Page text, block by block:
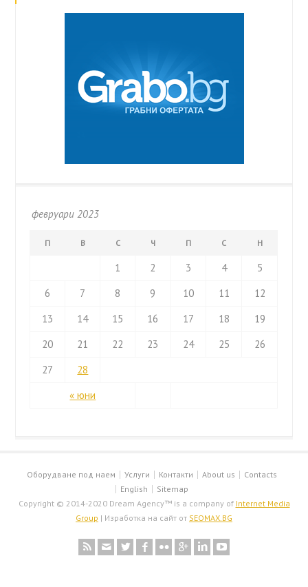
февруари 2023
П В С Ч П С Н
« юни
1 2 3 4
5
6
7 8 9 10 11
12
13
14 15 16 17 18
19
20
21 22 23 24 25
26
27
28
Оборудване под наем Услуги Контакти About us
Contacts
English
Sitemap
Copyright © 2014-2020 Dream Agency™ is a company of Internet Media
Group | Изработка на сайт от SEOMAX.BG